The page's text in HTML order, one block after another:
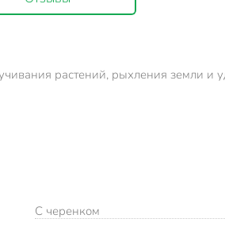
растений, рыхления земли
С черенком